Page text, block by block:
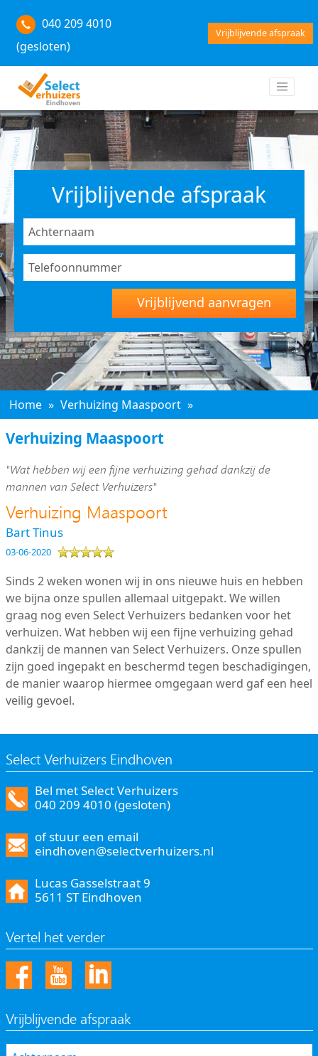
040 209 4010
(gesloten)
Vrijblijvende afspraak
Vrijblijvende afspraak
Vrijblijvend aanvragen
Home » Verhuizing Maaspoort »
Verhuizing Maaspoort
"Wat hebben wij een fijne verhuizing gehad dankzij de
mannen van Select Verhuizers"
Verhuizing Maaspoort
Bart Tinus
03-06-2020
Sinds 2 weken wonen wij in ons nieuwe huis en hebben
we bijna onze spullen allemaal uitgepakt. We willen
graag nog even Select Verhuizers bedanken voor het
verhuizen. Wat hebben wij een fijne verhuizing gehad
dankzij de mannen van Select Verhuizers. Onze spullen
zijn goed ingepakt en beschermd tegen beschadigingen,
de manier waarop hiermee omgegaan werd gaf een heel
veilig gevoel.
Select Verhuizers Eindhoven
Bel met Select Verhuizers
040 209 4010 (gesloten)
of stuur een email
eindhoven@selectverhuizers.nl
Lucas Gasselstraat 9
5611 ST Eindhoven
Vertel het verder
Vrijblijvende afspraak